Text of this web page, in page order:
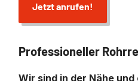
Jetzt anrufen!
Professioneller
Wir sind in der Nähe